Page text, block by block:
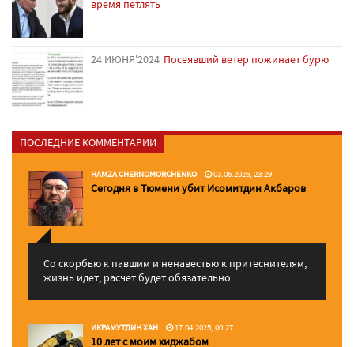
время петлять
24 ИЮНЯ'2024 Посеявший ветер пожинает бурю
ПОСЛЕДНИЕ КОММЕНТАРИИ
HAMZA CHERNOMORCHENKO 03.06.2026, 23:29
Сегодня в Тюмени убит Исомитдин Акбаров
Со скорбью к павшим и ненавестью к притеснителям,
жизнь идет, расчет будет обязательно. ...
ИКРАМУТДИН ХАН 17.04.2025, 00:27
10 лет с моим хиджабом